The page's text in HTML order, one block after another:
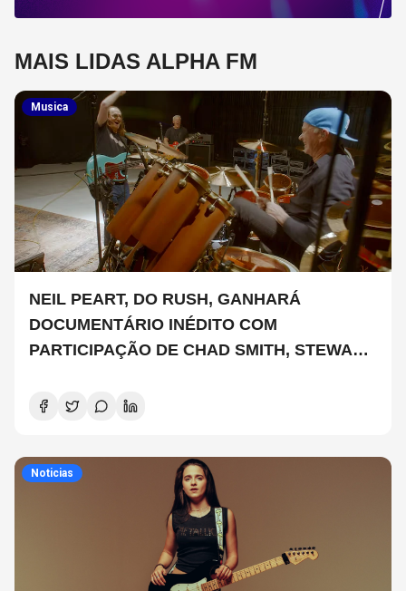
MAIS LIDAS ALPHA FM
Musica
NEIL PEART, DO RUSH, GANHARÁ
DOCUMENTÁRIO INÉDITO COM
PARTICIPAÇÃO DE CHAD SMITH, STEWART
Noticias